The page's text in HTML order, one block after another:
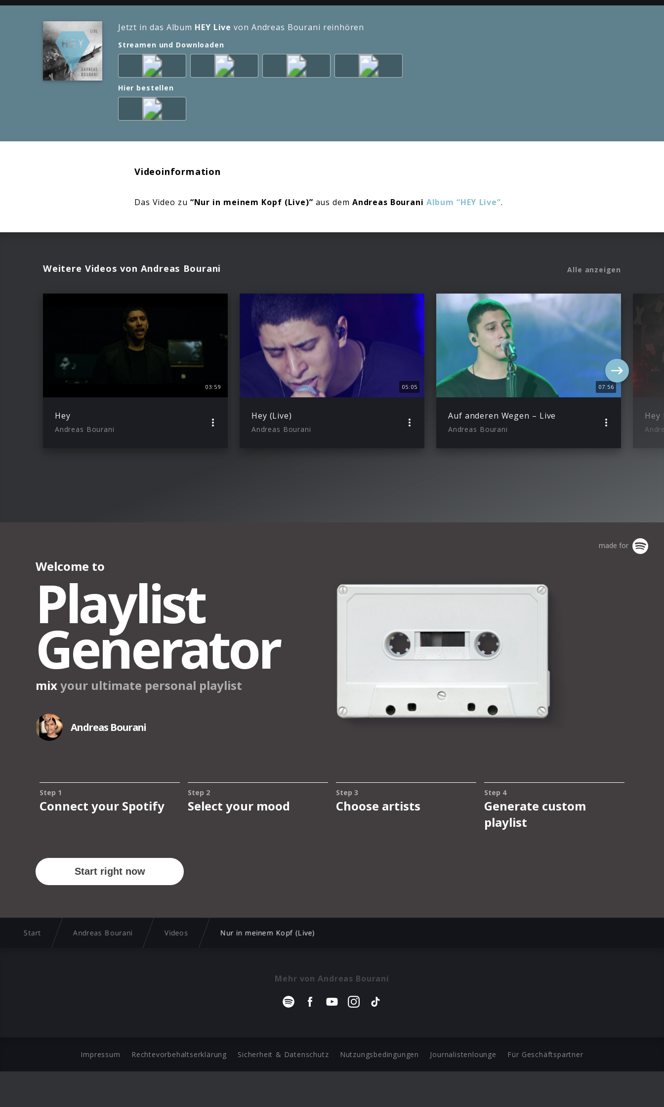
Jetzt in das Album HEY Live von Andreas Bourani reinhören
Streamen und Downloaden
Hier bestellen
Videoinformation
Das Video zu “Nur in meinem Kopf (Live)” aus demAndreas Bourani Album “HEY Live”.
Weitere Videos von Andreas Bourani Alle anzeigen
03:59
Hey
Andreas Bourani
05:05
Hey (Live)
Andreas Bourani
07:56
Auf anderen Wegen – Live
Andreas Bourani
Hey
Start Andreas Bourani Videos Nur in meinem Kopf (Live)
Mehr von Andreas Bourani
Impressum Rechtevorbehaltserklärung Sicherheit & Datenschutz Nutzungsbedingungen Journalistenlounge Für Geschäftspartner